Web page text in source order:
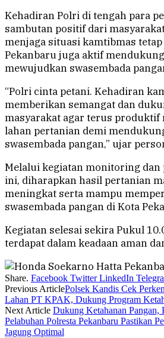
Kehadiran Polri di tengah para
sambutan positif dari
menjaga situasi kamtibmas
Pekanbaru juga aktif
mewujudkan swasembada
“Polri cinta petani. Kehadiran
memberikan semangat dan
masyarakat agar terus produktif
lahan pertanian demi
swasembada pangan,” ujar
Melalui kegiatan monitoring
ini, diharapkan hasil pertanian
meningkat serta mampu
swasembada pangan di Kota
Kegiatan selesai sekira Pukul
terdapat dalam keadaan aman
Share. Facebook Twitter LinkedIn
Previous ArticlePolsek Kandis Cek
Lahan PT KPAK, Dukung Program
Next Article Dukung Ketahanan Pangan,
Pelabuhan Polresta Pekanbaru Pastikan
Jagung Optimal